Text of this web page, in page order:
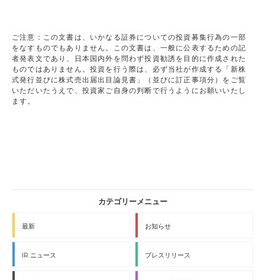
ご注意：この文書は、いかなる証券についての投資募集行為の一部
をなすものでもありません。この文書は、一般に公表するための記
者発表文であり、日本国内外を問わず投資勧誘を目的に作成された
ものではありません。投資を行う際は、必ず当社が作成する「新株
式発行並びに株式売出届出目論見書」（並びに訂正事項分）をご覧
いただいたうえで、投資家ご自身の判断で行うようにお願いいたし
ます。
最新 お知らせ
IR ニュース プレスリリース